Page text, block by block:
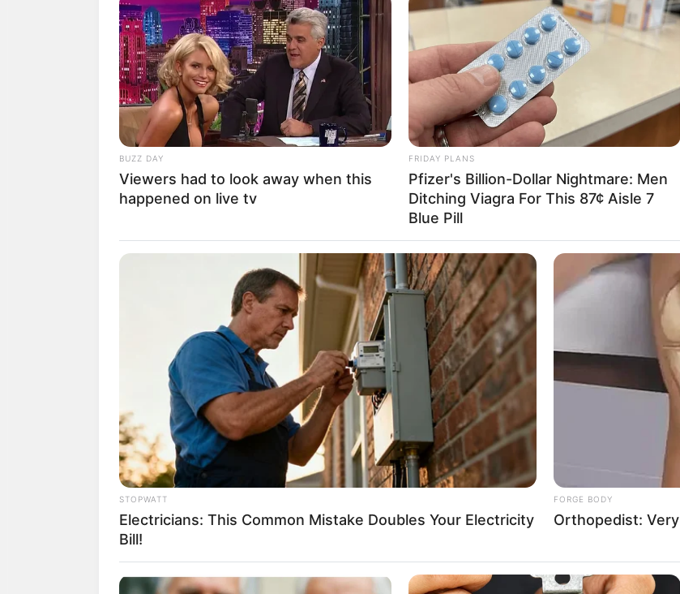
สิ่งที่ต้องระวังของคนที่เกิดวันอาทิตย์ คือ เรื่องของสุขภาพโดยเฉพา
ดูแลตัวเองให้มากกว่าที่เคย
เสริมดวง: ทำบุญด้วยการปล่อยปลาหน้าเขียง ไถ่ชีวิตสัตว์ หรือถวา
สงฆ์
ผู้ที่เกิดวันจันทร์ ดวงชะตาในปี 2566
BUZZ DAY
Viewers had to look away when this
happened on live tv
FRIDAY PLANS
Pfizer's Billion-Dollar Nightmare: Men
Ditching Viagra For This 87¢ Aisle 7
Blue Pill
STOPWATT
Electricians: This Common Mistake Doubles Your Electricity
Bill!
FORGE BODY
Orthopedist:
BRAINBERRIES
’90s TV Icons
BRAINBERRIES
And They Did Show This In Bohemian
BRAINBERRIES
Mysterious Roman Statue Unearthed
In Toledo